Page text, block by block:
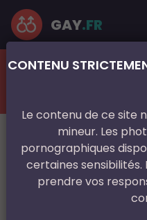
CONTENU
Le contenu de ce site
mineur. Les
pornographiques
certaines
prendre vos
GAY.FR
France Île-de-